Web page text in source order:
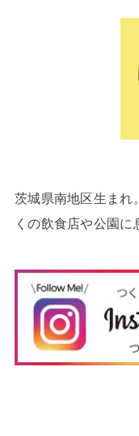
茨城県南地区生まれ
くの飲食店や公園